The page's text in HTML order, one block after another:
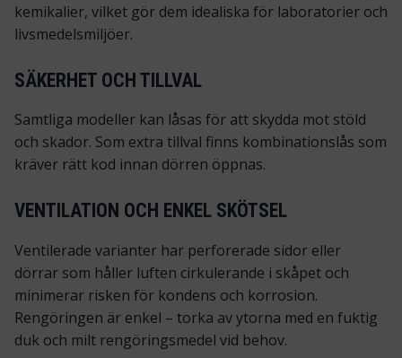
kemikalier, vilket gör dem idealiska för laboratorier och
livsmedels­miljöer.
SÄKERHET OCH TILLVAL
Samtliga modeller kan låsas för att skydda mot stöld
och skador. Som extra tillval finns kombinations­lås som
kräver rätt kod innan dörren öppnas.
VENTILATION OCH ENKEL SKÖTSEL
Ventilerade varianter har perforerade sidor eller
dörrar som håller luften cirkulerande i skåpet och
minimerar risken för kondens och korrosion.
Rengöringen är enkel – torka av ytorna med en fuktig
duk och milt rengöringsmedel vid behov.